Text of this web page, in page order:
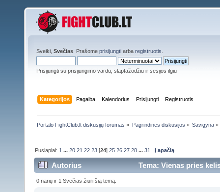
Sveiki, Svečias . Prašome prisijungti arba registruotis
Prisijungti su prisijungimo vardu, slaptažodžiu ir sesijos ilgiu
Kategorijos Pagalba Kalendorius Prisijungti Registruotis
Portalo FightClub.lt diskusijų forumas » Pagrindines diskusijos » Savigyna»
Puslapiai: 1 ...20 21 22 23 [24]25 26 27 28 ...31 Į apačią
Autorius Tema: Vienas pries
0 narių ir 1 Svečias žiūri šią temą.